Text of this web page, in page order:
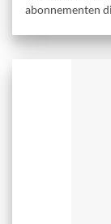
abonnementen